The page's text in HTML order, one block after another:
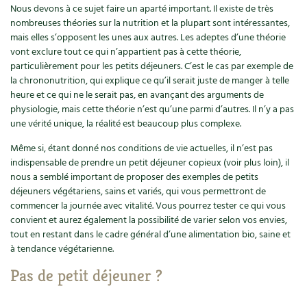
Habitat écologique
Conception et gros oeuvre
Matériaux écologiques
Énergie
Gestion de l’eau
Entretien de la maison
Décoration et petit bricolage
Santé et bien-être
Les plantes et leurs vertus
Expés
Trocs & petites annonces
Appels à témoignage
Bonnes adresses
Liste des pépiniéristes
Mieux consommer
Nous devons à ce sujet faire un aparté important. Il existe de très
nombreuses théories sur la nutrition et la plupart sont intéressantes,
mais elles s’opposent les unes aux autres. Les adeptes d’une théorie
vont exclure tout ce qui n’appartient pas à cette théorie,
particulièrement pour les petits déjeuners. C’est le cas par exemple de
la chrononutrition, qui explique ce qu’il serait juste de manger à telle
heure et ce qui ne le serait pas, en avançant des arguments de
physiologie, mais cette théorie n’est qu’une parmi d’autres. Il n’y a pas
une vérité unique, la réalité est beaucoup plus complexe.
Même si, étant donné nos conditions de vie actuelles, il n’est pas
indispensable de prendre un petit déjeuner copieux (voir plus loin), il
nous a semblé important de proposer des exemples de petits
déjeuners végétariens, sains et variés, qui vous permettront de
commencer la journée avec vitalité. Vous pourrez tester ce qui vous
convient et aurez également la possibilité de varier selon vos envies,
tout en restant dans le cadre général d’une alimentation bio, saine et
à tendance végétarienne.
Pas de petit déjeuner ?